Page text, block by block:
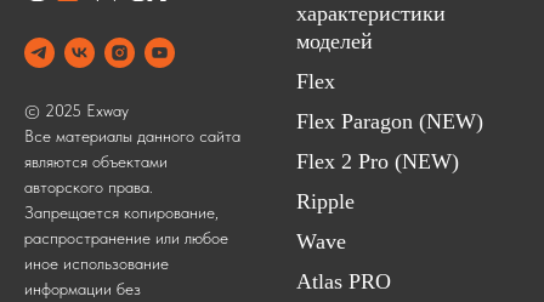
© 2025 Exway
Все материалы данного сайта
являются объектами
авторского права.
Запрещается копирование,
распространение или любое
иное использование
информации без
характеристики
моделей
Flex
Flex Paragon (NEW)
Flex 2 Pro (NEW)
Ripple
Wave
Atlas PRO